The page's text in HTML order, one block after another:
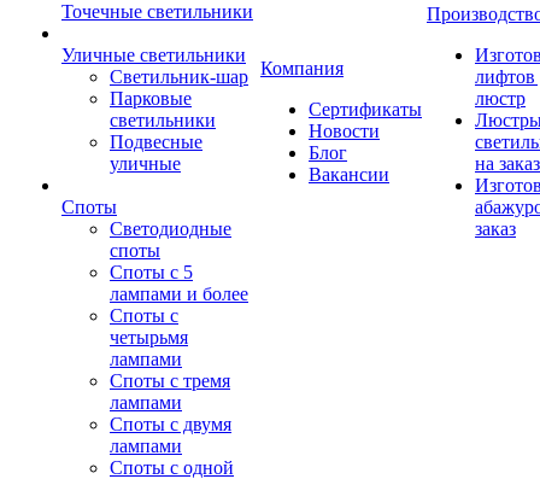
Точечные светильники
Уличные светильники
Светильник-шар
Парковые
светильники
Подвесные
уличные
Споты
Светодиодные
споты
Споты с 5
лампами и более
Споты с
четырьмя
лампами
Споты с тремя
лампами
Споты с двумя
лампами
Споты с одной
Компания
Сертификаты
Новости
Блог
Вакансии
лифтов
люстр
на заказ
заказ